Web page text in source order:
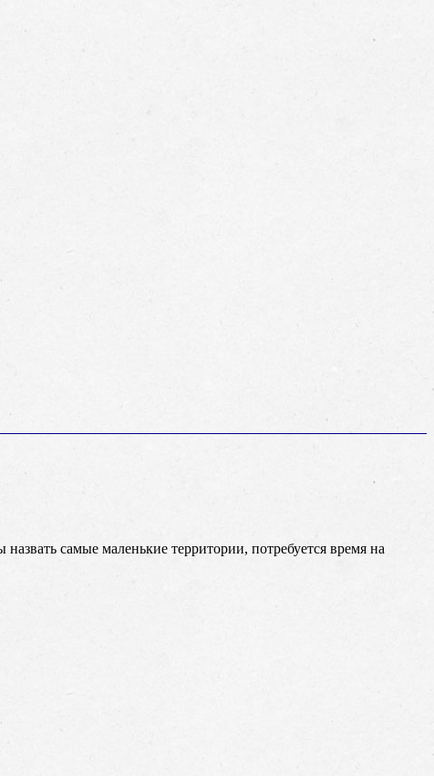
самые маленькие территории, потребуется время на